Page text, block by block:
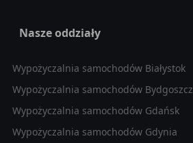
Nasze oddziały
Wypożyczalnia samochodów Białystok
Wypożyczalnia samochodów Bydgoszcz
Wypożyczalnia samochodów Gdańsk
Wypożyczalnia samochodów Gdynia